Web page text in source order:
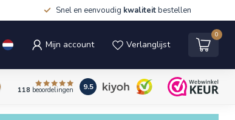
Snel en eenvoudig kwaliteitbestellen
Mijn account Verlanglijst
0
118 beoordelingen 9.5